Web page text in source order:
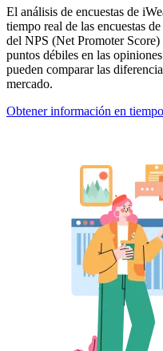
El análisis de encuestas de
tiempo real de las encuestas
del NPS (Net Promoter
puntos débiles en las
pueden comparar las
mercado.
Obtener información en